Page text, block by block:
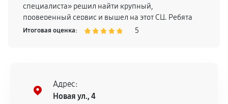
специалиста» решил найти крупный,
проверенный сервис и вышел на этот СЦ. Ребята
профессионалы, ставлю 10 из 10 им за работу.
Итоговая оценка: 5
Адрес:
Новая ул., 4